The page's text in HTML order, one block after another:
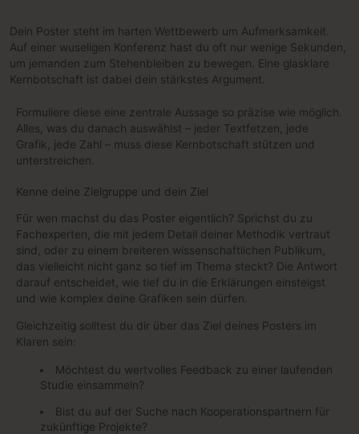
Dein Poster steht im harten Wettbewerb um Aufmerksamkeit.
Auf einer wuseligen Konferenz hast du oft nur wenige Sekunden,
um jemanden zum Stehenbleiben zu bewegen. Eine glasklare
Kernbotschaft ist dabei dein stärkstes Argument.
Formuliere diese eine zentrale Aussage so präzise wie möglich.
Alles, was du danach auswählst – jeder Textfetzen, jede
Grafik, jede Zahl – muss diese Kernbotschaft stützen und
unterstreichen.
Kenne deine Zielgruppe und dein Ziel
Für wen machst du das Poster eigentlich? Sprichst du zu
Fachexperten, die mit jedem Detail deiner Methodik vertraut
sind, oder zu einem breiteren wissenschaftlichen Publikum,
das vielleicht nicht ganz so tief im Thema steckt? Die Antwort
darauf entscheidet, wie tief du in die Erklärungen einsteigst
und wie komplex deine Grafiken sein dürfen.
Gleichzeitig solltest du dir über das Ziel deines Posters im
Klaren sein:
Möchtest du wertvolles Feedback zu einer laufenden
Studie einsammeln?
Bist du auf der Suche nach Kooperationspartnern für
zukünftige Projekte?